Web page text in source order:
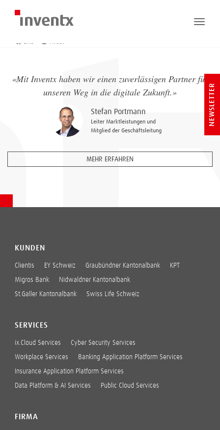
Toggle
Sandro Senn
Like Tweet
«Mit Inventx haben wir einen zuverlässigen Partner für
unseren Weg in die digitale Zukunft.»
Stefan Portmann
Leiter Marktleistungen und
Mitglied der Geschäftsleitung
MEHR ERFAHREN
KUNDEN
Clientis EY Schweiz Graubündner Kantonalbank KPT
Migros Bank Nidwaldner Kantonalbank
St.Galler Kantonalbank Swiss Life Schweiz
SERVICES
ix.Cloud Services Cyber Security Services
Workplace Services Banking Application Platform Services
Insurance Application Platform Services
Data Platform & AI Services Public Cloud Services
FIRMA
NEWSLETTER